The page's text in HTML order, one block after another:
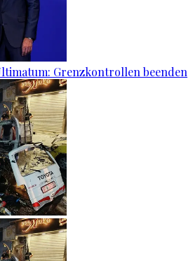
Grenzkontrollen beenden